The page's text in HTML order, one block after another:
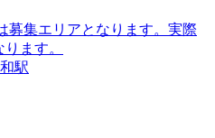
集エリアとなります。実際
ます。
駅